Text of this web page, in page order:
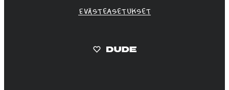
Evästeasetukset